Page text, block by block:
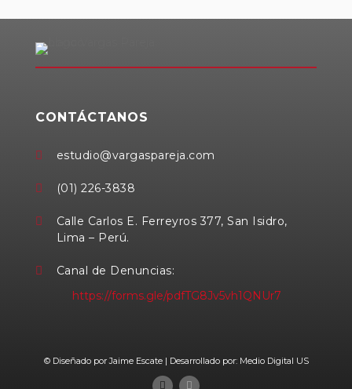
CONTÁCTANOS
 estudio@vargaspareja.com
 (01) 226-3838

Calle Carlos E. Ferreyros 377, San Isidro,
Lima – Perú.

Canal de Denuncias:
https://forms.gle/pdfTG8Jv5vh1QNUr7
© Diseñado por Jaime Escate | Desarrollado por: Medio Digital US